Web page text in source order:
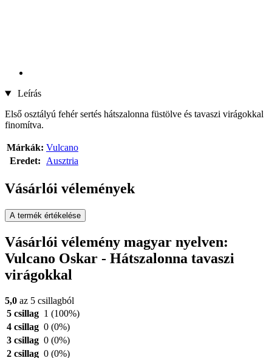
Leírás
Első osztályú fehér sertés hátszalonna füstölve és tavaszi virágokkal
finomítva.
Márkák: Vulcano
Eredet:
Ausztria
Vásárlói vélemények
A termék értékelése
Vásárlói vélemény magyar nyelven:
Vulcano Oskar - Hátszalonna tavaszi
virágokkal
5,0 az 5 csillagból
5 csillag 1 (100%)
4 csillag 0 (0%)
3 csillag 0 (0%)
2 csillag 0 (0%)